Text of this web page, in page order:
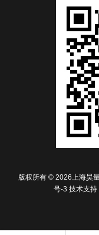
版权所有 © 2026上海昊
号-3 技术支持